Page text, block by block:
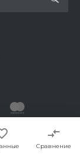
Сравнение